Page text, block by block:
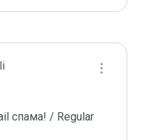
спама! / Regular